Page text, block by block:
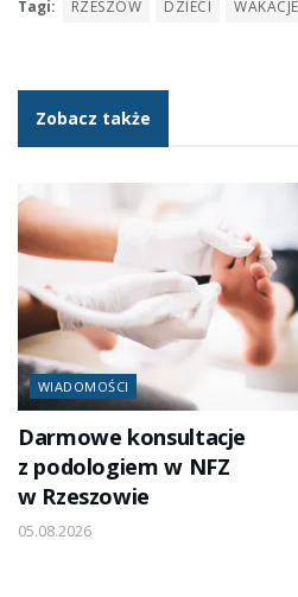
Tagi: RZESZÓW DZIECI WAKACJE
Zobacz także
WIADOMOŚCI
Darmowe konsultacje
z podologiem w NFZ
w Rzeszowie
05.08.2026